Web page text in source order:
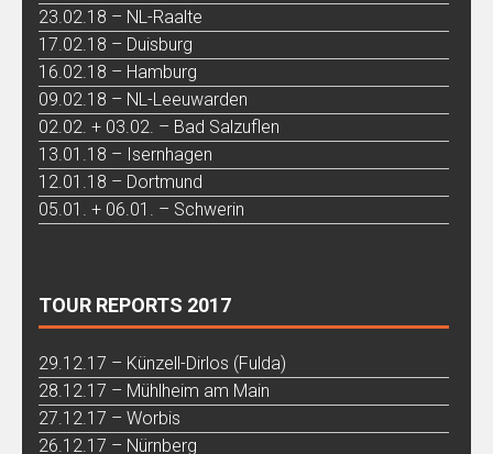
23.02.18 – NL-Raalte
17.02.18 – Duisburg
16.02.18 – Hamburg
09.02.18 – NL-Leeuwarden
02.02. + 03.02. – Bad Salzuflen
13.01.18 – Isernhagen
12.01.18 – Dortmund
05.01. + 06.01. – Schwerin
TOUR REPORTS 2017
29.12.17 – Künzell-Dirlos (Fulda)
28.12.17 – Mühlheim am Main
27.12.17 – Worbis
26.12.17 – Nürnberg